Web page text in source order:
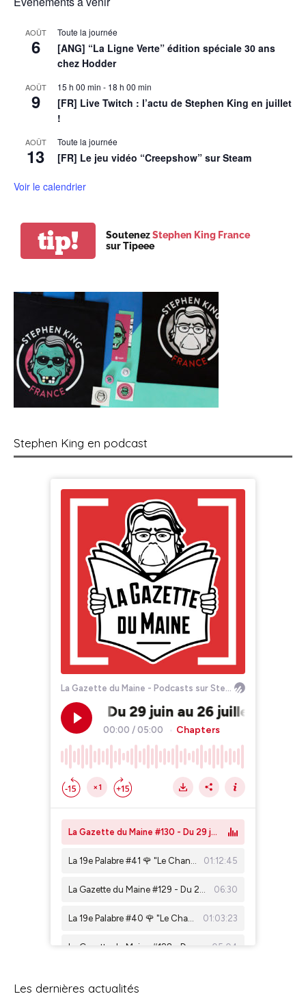
AOÛT
6
Toute la journée
[ANG] “La Ligne Verte” édition spéciale 30 ans
chez Hodder
AOÛT
9
15 h 00 min - 18 h 00 min
[FR] Live Twitch : l’actu de Stephen King en juillet
!
AOÛT
13
Toute la journée
[FR] Le jeu vidéo “Creepshow” sur Steam
Voir le calendrier
tip! SoutenezStephen King France
sur Tipeee
Stephen King en podcast
Les dernières actualités